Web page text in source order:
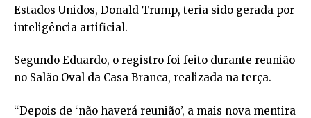
Estados Unidos, Donald Trump, teria sido gerada por
inteligência artificial.
Segundo Eduardo, o registro foi feito durante reunião
no Salão Oval da Casa Branca, realizada na terça.
“Depois de ‘não haverá reunião’, a mais nova mentira